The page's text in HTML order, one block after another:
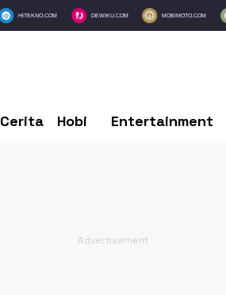
HITEKNO.COM DEWIKU.COM MOBIMOTO.COM
Cerita Hobi Entertainment